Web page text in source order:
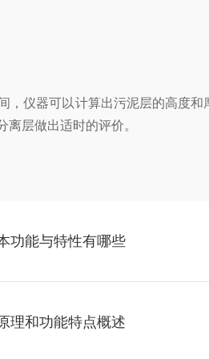
仪器可以计算出污泥层的高度和
层做出适时的评价。
功能与特性有哪些
理和功能特点概述